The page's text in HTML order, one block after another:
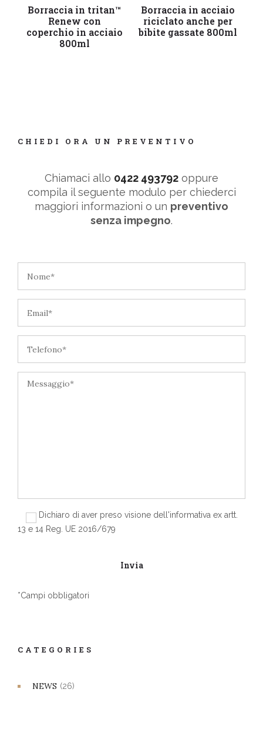
Leggi tutto
Borraccia in tritan™
Renew con
coperchio in acciaio
800ml
Leggi tutto
Borraccia in acciaio
riciclato anche per
bibite gassate 800ml
CHIEDI ORA UN PREVENTIVO
Chiamaci allo 0422 493792 oppure
compila il seguente modulo per chiederci
maggiori informazioni o un preventivo
senza impegno.
Dichiaro di aver preso visione dell'informativa ex artt.
13 e 14 Reg. UE 2016/679
*Campi obbligatori
CATEGORIES
NEWS (26)